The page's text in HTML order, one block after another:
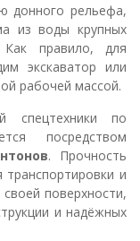
донного рельефа,
из воды крупных
правило, для
экскаватор или
рабочей массой.
спецтехники по
посредством
. Прочность
и
поверхности,
и надёжных